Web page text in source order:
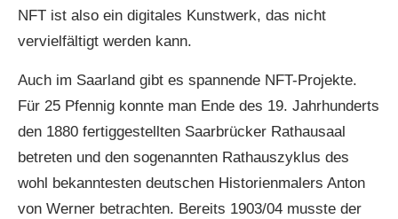
NFT ist also ein digitales Kunstwerk, das nicht
vervielfältigt werden kann.
Auch im Saarland gibt es spannende NFT-Projekte.
Für 25 Pfennig konnte man Ende des 19. Jahrhunderts
den 1880 fertiggestellten Saarbrücker Rathausaal
betreten und den sogenannten Rathauszyklus des
wohl bekanntesten deutschen Historienmalers Anton
von Werner betrachten. Bereits 1903/04 musste der